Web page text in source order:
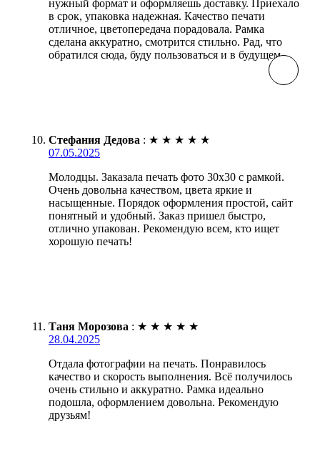
нужный формат и оформляешь доставку. Приехало
в срок, упаковка надежная. Качество печати
отличное, цветопередача порадовала. Рамка
сделана аккуратно, смотрится стильно. Рад, что
обратился сюда, буду пользоваться и в будущем.
Стефания Дедова : ★ ★ ★ ★ ★
07.05.2025
Молодцы. Заказала печать фото 30х30 с рамкой.
Очень довольна качеством, цвета яркие и
насыщенные. Порядок оформления простой, сайт
понятный и удобный. Заказ пришел быстро,
отлично упакован. Рекомендую всем, кто ищет
хорошую печать!
Таня Морозова : ★ ★ ★ ★ ★
28.04.2025
Отдала фотографии на печать. Понравилось
качество и скорость выполнения. Всё получилось
очень стильно и аккуратно. Рамка идеально
подошла, оформлением довольна. Рекомендую
друзьям!